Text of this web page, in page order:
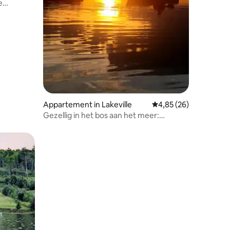
Appartement in Lakeville Gemiddelde
4,85 (26)
Gezellig in het bos aan het meer: